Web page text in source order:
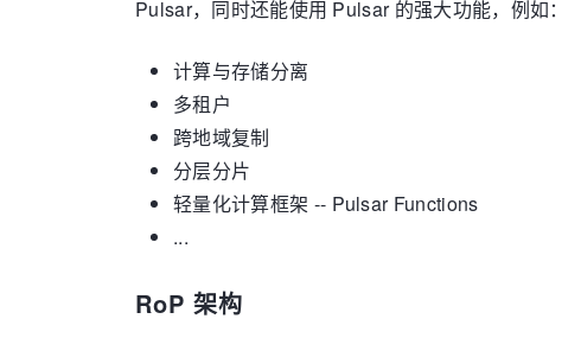
Pulsar，同时还能使用 Pulsar 的强大功能，例如：
计算与存储分离
多租户
跨地域复制
分层分片
轻量化计算框架 -- Pulsar Functions
...
RoP 架构